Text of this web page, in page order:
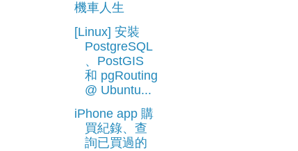
機車人生
[Linux] 安裝
PostgreSQL
、PostGIS
和 pgRouting
@ Ubuntu...
iPhone app 購
買紀錄、查
詢已買過的